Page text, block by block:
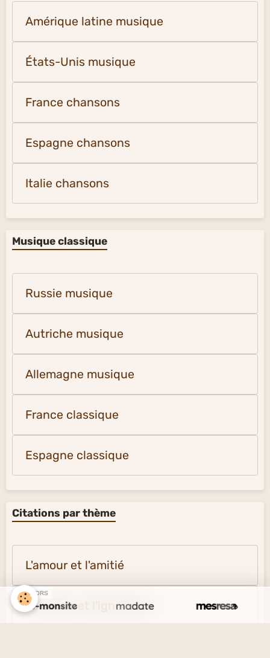
Amérique latine musique
États-Unis musique
France chansons
Espagne chansons
Italie chansons
Musique classique
Russie musique
Autriche musique
Allemagne musique
France classique
Espagne classique
Citations par thème
L'amour et l'amitié
Le savoir et l'ignorance
SPONSORS